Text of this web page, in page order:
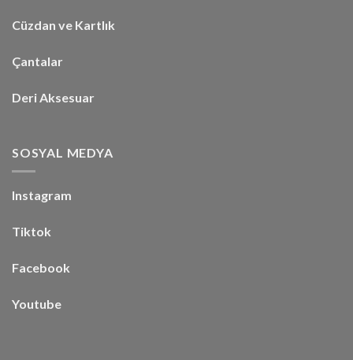
Cüzdan ve Kartlık
Çantalar
Deri Aksesuar
SOSYAL MEDYA
Instagram
Tiktok
Facebook
Youtube